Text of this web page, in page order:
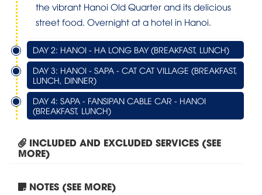
the vibrant Hanoi Old Quarter and its delicious
street food. Overnight at a hotel in Hanoi.
DAY 2: HANOI - HA LONG BAY (BREAKFAST, LUNCH)
DAY 3: HANOI - SAPA - CAT CAT VILLAGE (BREAKFAST,
LUNCH, DINNER)
DAY 4: SAPA - FANSIPAN CABLE CAR - HANOI
(BREAKFAST, LUNCH)
INCLUDED AND EXCLUDED SERVICES (SEE
MORE)
NOTES (SEE MORE)Tour Sapa – Cat Cat...